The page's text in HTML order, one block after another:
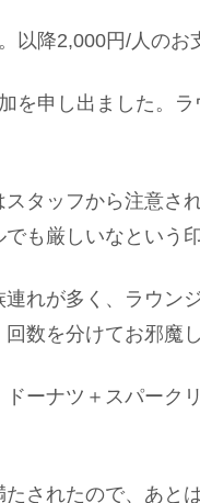
以降2,000円/人のお
を申し出ました。
タッフから注意さ
も厳しいなという印
れが多く、ラウン
数を分けてお邪魔し
ーナツ＋スパーク
されたので、あと